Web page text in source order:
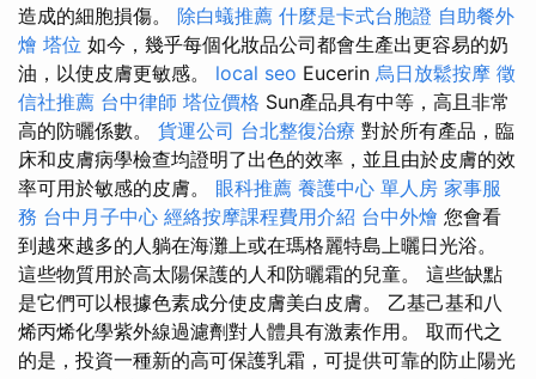
造成的細胞損傷。 除白蟻推薦 什麼是卡式台胞證 自助餐外
燴 塔位 如今，幾乎每個化妝品公司都會生產出更容易的奶
油，以使皮膚更敏感。 local seo Eucerin 烏日放鬆按摩 徵
信社推薦 台中律師 塔位價格 Sun產品具有中等，高且非常
高的防曬係數。 貨運公司 台北整復治療 對於所有產品，臨
床和皮膚病學檢查均證明了出色的效率，並且由於皮膚的效
率可用於敏感的皮膚。 眼科推薦 養護中心 單人房 家事服
務 台中月子中心 經絡按摩課程費用介紹 台中外燴 您會看
到越來越多的人躺在海灘上或在瑪格麗特島上曬日光浴。
這些物質用於高太陽保護的人和防曬霜的兒童。 這些缺點
是它們可以根據色素成分使皮膚美白皮膚。 乙基己基和八
烯丙烯化學紫外線過濾劑對人體具有激素作用。 取而代之
的是，投資一種新的高可保護乳霜，可提供可靠的防止陽光